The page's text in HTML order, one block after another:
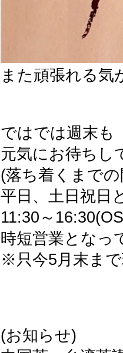
また頑張れる気
ではでは週末も
元気にお待ちし
(落ち着くまで
平日、土日祝日
11:30～
時短営業となっ
※只今5月末ま
(お知らせ)